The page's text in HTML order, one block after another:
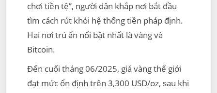
chơi tiền tệ”, người dân khắp nơi bắt đầu
tìm cách rút khỏi hệ thống tiền pháp định.
Hai nơi trú ẩn nổi bật nhất là vàng và
Bitcoin.
Đến cuối tháng 06/2025, giá vàng thế giới
đạt mức ổn định trên 3,300 USD/oz, sau khi